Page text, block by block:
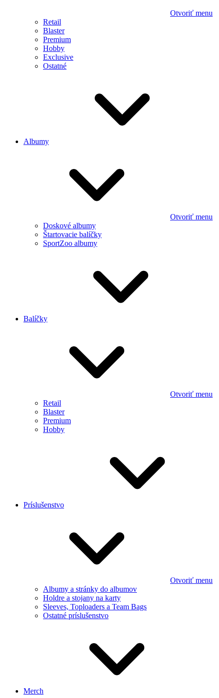
Otvoriť menu
Retail
Blaster
Premium
Hobby
Exclusive
Ostatné
Albumy
Otvoriť menu
Doskové albumy
Štartovacie balíčky
SportZoo albumy
Balíčky
Otvoriť menu
Retail
Blaster
Premium
Hobby
Príslušenstvo
Otvoriť menu
Albumy a stránky do albumov
Holdre a stojany na karty
Sleeves, Toploaders a Team Bags
Ostatné príslušenstvo
Merch